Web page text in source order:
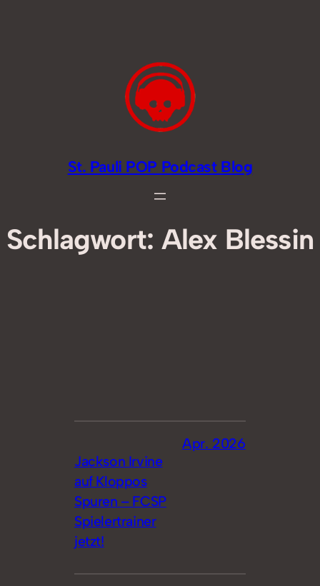
St. Pauli POP Podcast Blog
Schlagwort: Alex Blessin
Jackson Irvine
auf Kloppos
Spuren – FCSP
Spielertrainer
jetzt!
Apr. 2026